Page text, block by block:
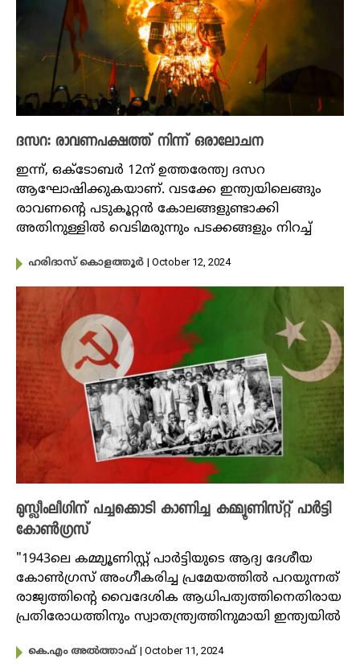
ദസറ: രാവണപക്ഷത്ത് നിന്ന് ഒരാലോചന
ഇന്ന്, ഒക്ടോബർ 12ന് ഉത്തരേന്ത്യ ദസറ
ആഘോഷിക്കുകയാണ്. വടക്കേ ഇന്ത്യയിലെങ്ങും
രാവണന്റെ പടുകൂറ്റൻ കോലങ്ങളുണ്ടാക്കി
അതിനുള്ളിൽ വെടിമരുന്നും പടക്കങ്ങളും നിറച്ച്
ഹരിദാസ് കൊളത്തൂർ | October 12, 2024
മുസ്ലീംലീഗിന് പച്ചക്കൊടി കാണിച്ച കമ്മ്യൂണിസ്റ്റ് പാര്‍ട്ടി
കോണ്‍ഗ്രസ്
"1943ലെ കമ്മ്യൂണിസ്റ്റ് പാര്‍ട്ടിയുടെ ആദ്യ ദേശീയ
കോണ്‍ഗ്രസ് അംഗീകരിച്ച പ്രമേയത്തില്‍ പറയുന്നത്
രാജ്യത്തിന്‍റെ വൈദേശിക ആധിപത്യത്തിനെതിരായ
പ്രതിരോധത്തിനും സ്വാതന്ത്ര്യത്തിനുമായി ഇന്ത്യയിൽ
കെ.എം അല്‍ത്താഫ് | October 11, 2024